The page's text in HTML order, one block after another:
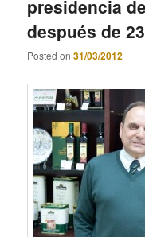
presidencia
después de
Posted on31/03/2012